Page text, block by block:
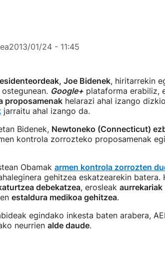
2013/01/24 - 11:45
Joe Bidenek, hiritarrekin
Google+plataforma erabiliz,
proposamenakhelarazi ahal izango
jarraitu ahal izango da.
Bidenek, Newtoneko (Connecticut)
kontrola zorrozteko proposamenak
Obamak armen kontrola zorrozten
gehitzea eskatzearekin
debekatzea, erosleak aurrekariak
estaldura medikoa gehitzea.
egindako inkesta baten arabera,
neurrien alde daude.